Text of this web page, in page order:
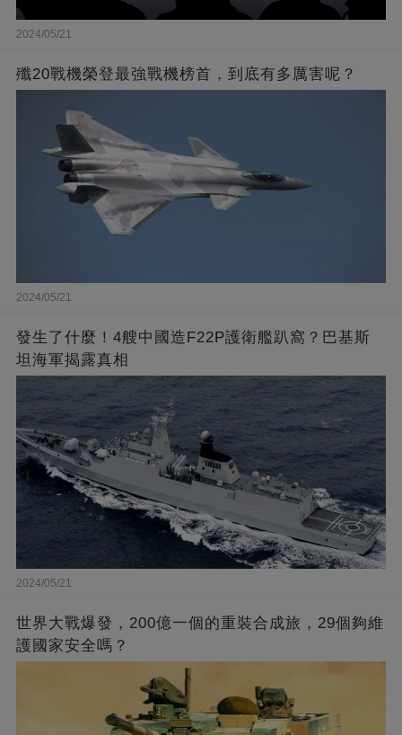
2024/05/21
殲20戰機榮登最強戰機榜首，到底有多厲害呢？
2024/05/21
發生了什麼！4艘中國造F22P護衛艦趴窩？巴基斯
坦海軍揭露真相
2024/05/21
世界大戰爆發，200億一個的重裝合成旅，29個夠維
護國家安全嗎？